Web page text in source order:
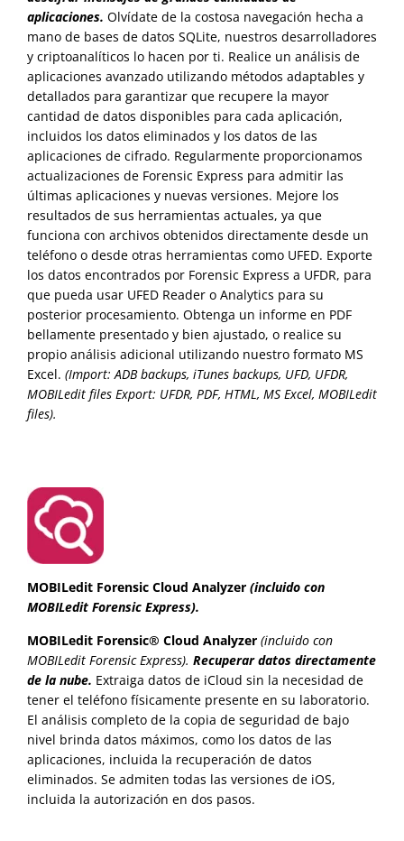
aplicaciones. Olvídate de la costosa navegación hecha a
mano de bases de datos SQLite, nuestros desarrolladores
y criptoanalíticos lo hacen por ti. Realice un análisis de
aplicaciones avanzado utilizando métodos adaptables y
detallados para garantizar que recupere la mayor
cantidad de datos disponibles para cada aplicación,
incluidos los datos eliminados y los datos de las
aplicaciones de cifrado. Regularmente proporcionamos
actualizaciones de Forensic Express para admitir las
últimas aplicaciones y nuevas versiones. Mejore los
resultados de sus herramientas actuales, ya que
funciona con archivos obtenidos directamente desde un
teléfono o desde otras herramientas como UFED. Exporte
los datos encontrados por Forensic Express a UFDR, para
que pueda usar UFED Reader o Analytics para su
posterior procesamiento. Obtenga un informe en PDF
bellamente presentado y bien ajustado, o realice su
propio análisis adicional utilizando nuestro formato MS
Excel. (Import: ADB backups, iTunes backups, UFD, UFDR,
MOBILedit files Export: UFDR, PDF, HTML, MS Excel, MOBILedit
files).
MOBILedit Forensic Cloud Analyzer (incluido con
MOBILedit Forensic Express).
MOBILedit Forensic® Cloud Analyzer (incluido con
MOBILedit Forensic Express). Recuperar datos directamente
de la nube. Extraiga datos de iCloud sin la necesidad de
tener el teléfono físicamente presente en su laboratorio.
El análisis completo de la copia de seguridad de bajo
nivel brinda datos máximos, como los datos de las
aplicaciones, incluida la recuperación de datos
eliminados. Se admiten todas las versiones de iOS,
incluida la autorización en dos pasos.